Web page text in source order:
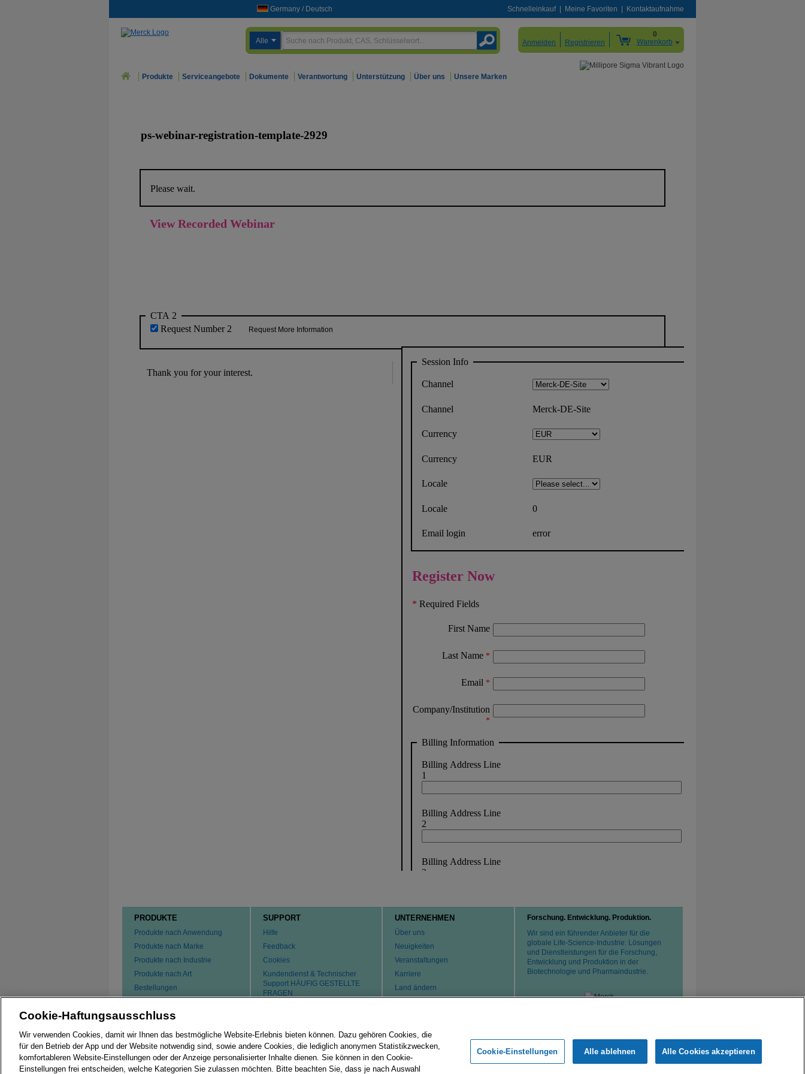
Germany / Deutsch Schnelleinkauf Meine Favoriten Kontaktaufnahme
Alle Anmelden Registrieren
0
Warenkorb
Produkte Serviceangebote Dokumente Verantwortung Unterstützung Über uns Unsere Marken
PRODUKTE
Produkte nach Anwendung
Produkte nach Marke
Produkte nach Industrie
Produkte nach Art
Bestellungen
SUPPORT
Hilfe
Feedback
Cookies
Kundendienst & Technischer
Support HÄUFIG GESTELLTE
FRAGEN
UNTERNEHMEN
Über uns
Neuigkeiten
Veranstaltungen
Karriere
Land ändern
Forschung. Entwicklung. Produktion.
Wir sind ein führender Anbieter für die
globale Life-Science-Industrie: Lösungen
und Dienstleistungen für die Forschung,
Entwicklung und Produktion in der
Biotechnologie und Pharmaindustrie.
Merck-Gruppe Impressum Nutzungsbedingungen Datenschutzerklärung Verkaufsbedingungen
Cookie-Haftungsausschluss
Wir verwenden Cookies, damit wir Ihnen das bestmögliche Website-Erlebnis bieten können. Dazu gehören Cookies, die
für den Betrieb der App und der Website notwendig sind, sowie andere Cookies, die lediglich anonymen Statistikzwecken,
komfortableren Website-Einstellungen oder der Anzeige personalisierter Inhalte dienen. Sie können in den Cookie-
Einstellungen frei entscheiden, welche Kategorien Sie zulassen möchten. Bitte beachten Sie, dass je nach Auswahl
Cookie-Einstellungen Alle ablehnen Alle Cookies akzeptieren